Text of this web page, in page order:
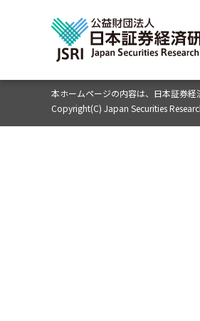
本ホームページの内容は、 日本証券経
Copyright(C) Japan Securities